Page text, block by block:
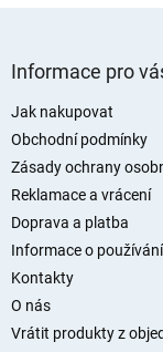
Informace pro
Jak nakupovat
Obchodní podmínky
Zásady ochrany
Reklamace a vrácení
Doprava a platba
Informace o
Kontakty
O nás
Vrátit produkty z